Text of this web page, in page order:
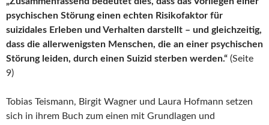
psychischen Störung einen echten Risikofaktor für
suizidales Erleben und Verhalten darstellt – und gleichzeitig,
dass die allerwenigsten Menschen, die an einer psychischen
Störung leiden, durch einen Suizid sterben werden.“ (Seite
9)
Tobias Teismann, Birgit Wagner und Laura Hofmann setzen
sich in ihrem Buch zum einen mit Grundlagen und